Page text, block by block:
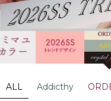
ALL Addicthy